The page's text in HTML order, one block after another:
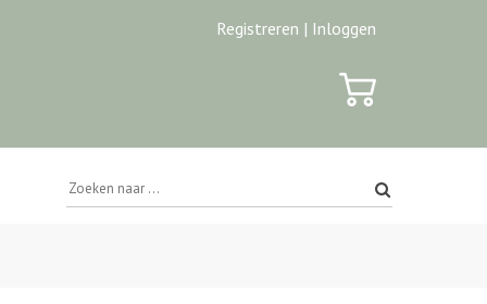
Registreren | Inloggen